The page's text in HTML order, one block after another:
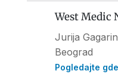
West Medic
Jurija
Beograd
Pogledajte